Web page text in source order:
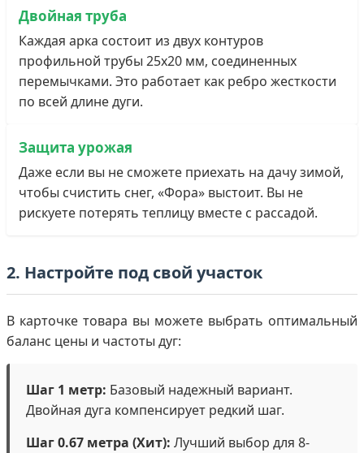
Двойная труба
Каждая арка состоит из двух контуров
профильной трубы 25х20 мм, соединенных
перемычками. Это работает как ребро жесткости
по всей длине дуги.
Защита урожая
Даже если вы не сможете приехать на дачу зимой,
чтобы счистить снег, «Фора» выстоит. Вы не
рискуете потерять теплицу вместе с рассадой.
2. Настройте под свой участок
В карточке товара вы можете выбрать оптимальный
баланс цены и частоты дуг:
Шаг 1 метр: Базовый надежный вариант.
Двойная дуга компенсирует редкий шаг.
Шаг 0.67 метра (Хит): Лучший выбор для 8-